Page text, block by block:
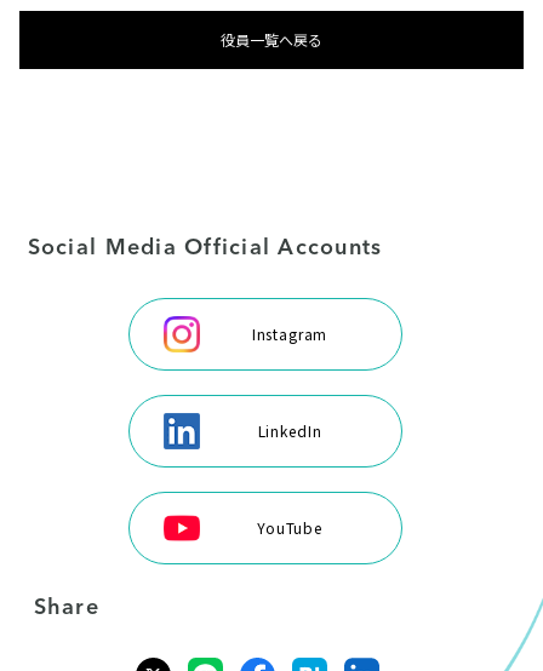
役員一覧へ戻る
Social Media Official Accounts
Instagram
LinkedIn
YouTube
Share